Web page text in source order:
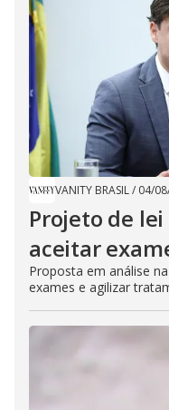
VANITY BRASIL/ 04/
Projeto de lei
aceitar
Proposta em análise
exames e agilizar